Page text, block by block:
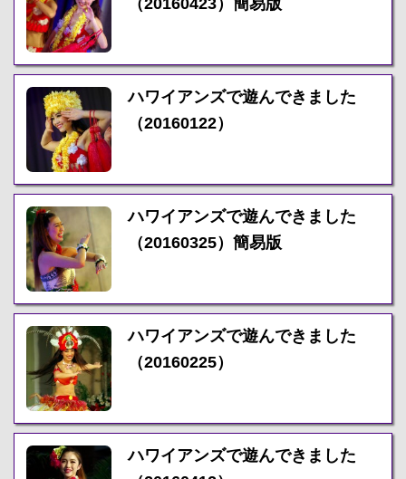
ハワイアンズで遊んできました
（20160122）
ハワイアンズで遊んできました
（20160325）簡易版
ハワイアンズで遊んできました
（20160225）
ハワイアンズで遊んできました